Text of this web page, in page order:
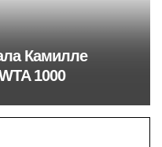
Камилле
1000